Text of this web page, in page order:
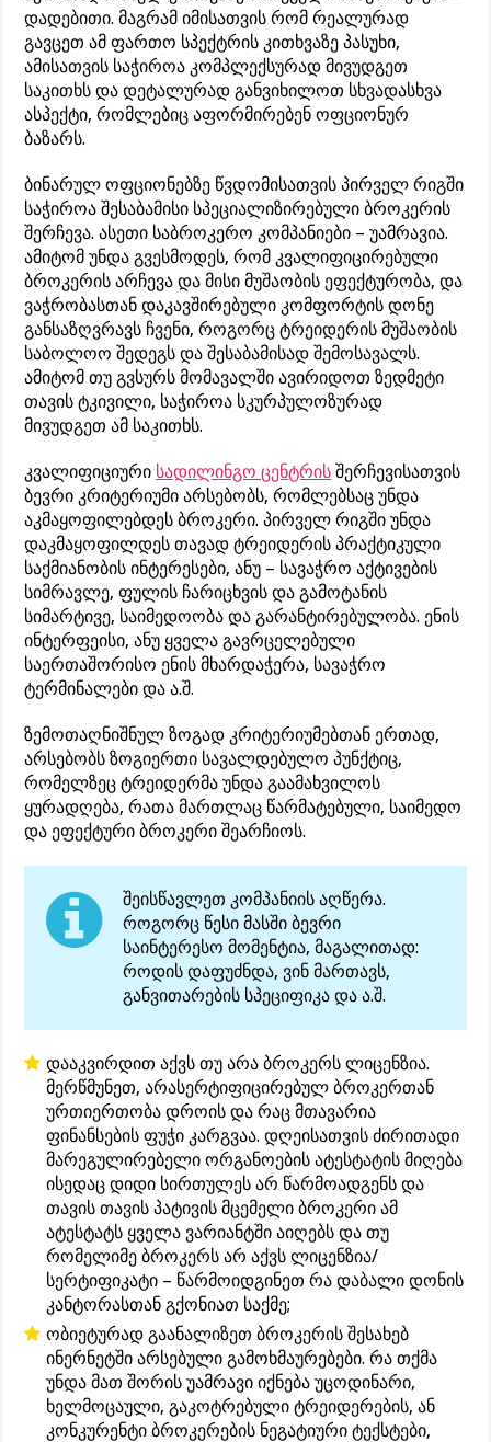
დადებითი. მაგრამ იმისათვის რომ რეალურად
გავცეთ ამ ფართო სპექტრის კითხვაზე პასუხი,
ამისათვის საჭიროა კომპლექსურად მივუდგეთ
საკითხს და დეტალურად განვიხილოთ სხვადასხვა
ასპექტი, რომლებიც აფორმირებენ ოფციონურ
ბაზარს.
ბინარულ ოფციონებზე წვდომისათვის პირველ რიგში
საჭიროა შესაბამისი სპეციალიზირებული ბროკერის
შერჩევა. ასეთი საბროკერო კომპანიები – უამრავია.
ამიტომ უნდა გვესმოდეს, რომ კვალიფიცირებული
ბროკერის არჩევა და მისი მუშაობის ეფექტურობა, და
ვაჭრობასთან დაკავშირებული კომფორტის დონე
განსაზღვრავს ჩვენი, როგორც ტრეიდერის მუშაობის
საბოლოო შედეგს და შესაბამისად შემოსავალს.
ამიტომ თუ გვსურს მომავალში ავირიდოთ ზედმეტი
თავის ტკივილი, საჭიროა სკურპულოზურად
მივუდგეთ ამ საკითხს.
კვალიფიციური სადილინგო ცენტრის შერჩევისათვის
ბევრი კრიტერიუმი არსებობს, რომლებსაც უნდა
აკმაყოფილებდეს ბროკერი. პირველ რიგში უნდა
დაკმაყოფილდეს თავად ტრეიდერის პრაქტიკული
საქმიანობის ინტერესები, ანუ – სავაჭრო აქტივების
სიმრავლე, ფულის ჩარიცხვის და გამოტანის
სიმარტივე, საიმედოობა და გარანტირებულობა. ენის
ინტერფეისი, ანუ ყველა გავრცელებული
საერთაშორისო ენის მხარდაჭერა, სავაჭრო
ტერმინალები და ა.შ.
ზემოთაღნიშნულ ზოგად კრიტერიუმებთან ერთად,
არსებობს ზოგიერთი სავალდებულო პუნქტიც,
რომელზეც ტრეიდერმა უნდა გაამახვილოს
ყურადღება, რათა მართლაც წარმატებული, საიმედო
და ეფექტური ბროკერი შეარჩიოს.
შეისწავლეთ კომპანიის აღწერა.
როგორც წესი მასში ბევრი
საინტერესო მომენტია, მაგალითად:
როდის დაფუძნდა, ვინ მართავს,
განვითარების სპეციფიკა და ა.შ.
დააკვირდით აქვს თუ არა ბროკერს ლიცენზია.
მერწმუნეთ, არასერტიფიცირებულ ბროკერთან
ურთიერთობა დროის და რაც მთავარია
ფინანსების ფუჭი კარგვაა. დღეისათვის ძირითადი
მარეგულირებელი ორგანოების ატესტატის მიღება
ისედაც დიდი სირთულეს არ წარმოადგენს და
თავის თავის პატივის მცემელი ბროკერი ამ
ატესტატს ყველა ვარიანტში აიღებს და თუ
რომელიმე ბროკერს არ აქვს ლიცენზია/
სერტიფიკატი – წარმოიდგინეთ რა დაბალი დონის
კანტორასთან გქონიათ საქმე;
ობიეტურად გაანალიზეთ ბროკერის შესახებ
ინერნეტში არსებული გამოხმაურებები. რა თქმა
უნდა მათ შორის უამრავი იქნება უცოდინარი,
ხელმოცაული, გაკოტრებული ტრეიდერების, ან
კონკურენტი ბროკერების ნეგატიური ტექსტები,